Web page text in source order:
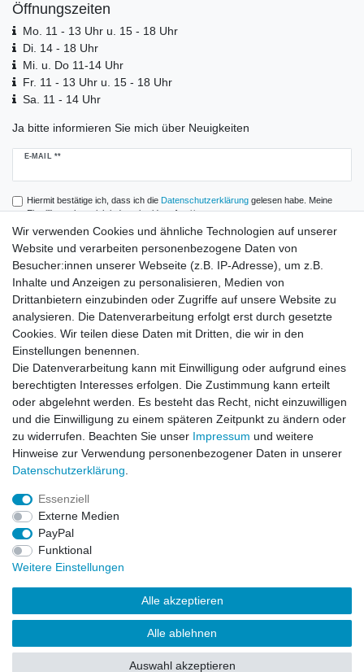
Öffnungszeiten
Mo. 11 - 13 Uhr u. 15 - 18 Uhr
Di. 14 - 18 Uhr
Mi. u. Do 11-14 Uhr
Fr. 11 - 13 Uhr u. 15 - 18 Uhr
Sa. 11 - 14 Uhr
Ja bitte informieren Sie mich über Neuigkeiten
E-MAIL **
Newsletter
Hiermit bestätige ich, dass ich die Daten­schutz­erklärunggelesen habe. Meine
Einwilligung kann ich jederzeit widerrufen.**
Abonnieren
** Hierbei handelt es sich um ein Pflichtfeld.
Zahlung und Versand
Impressum
Vertrag widerrufen
Wir verwenden Cookies und ähnliche Technologien auf unserer
Website und verarbeiten personenbezogene Daten von
Besucher:innen unserer Webseite (z.B. IP-Adresse), um z.B.
Inhalte und Anzeigen zu personalisieren, Medien von
Drittanbietern einzubinden oder Zugriffe auf unsere Website zu
analysieren. Die Datenverarbeitung erfolgt erst durch gesetzte
Cookies. Wir teilen diese Daten mit Dritten, die wir in den
Einstellungen benennen.
Die Datenverarbeitung kann mit Einwilligung oder aufgrund eines
berechtigten Interesses erfolgen. Die Zustimmung kann erteilt
oder abgelehnt werden. Es besteht das Recht, nicht einzuwilligen
und die Einwilligung zu einem späteren Zeitpunkt zu ändern oder
zu widerrufen. Beachten Sie unser Impressum und weitere
Hinweise zur Verwendung personenbezogener Daten in unserer
Daten­schutz­erklärung
Essenziell
Externe Medien
PayPal
Funktional
Weitere Einstellungen
Alle akzeptieren
Alle ablehnen
Auswahl akzeptieren